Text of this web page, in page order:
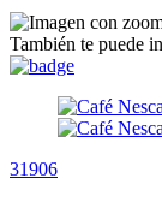
También te puede
31906